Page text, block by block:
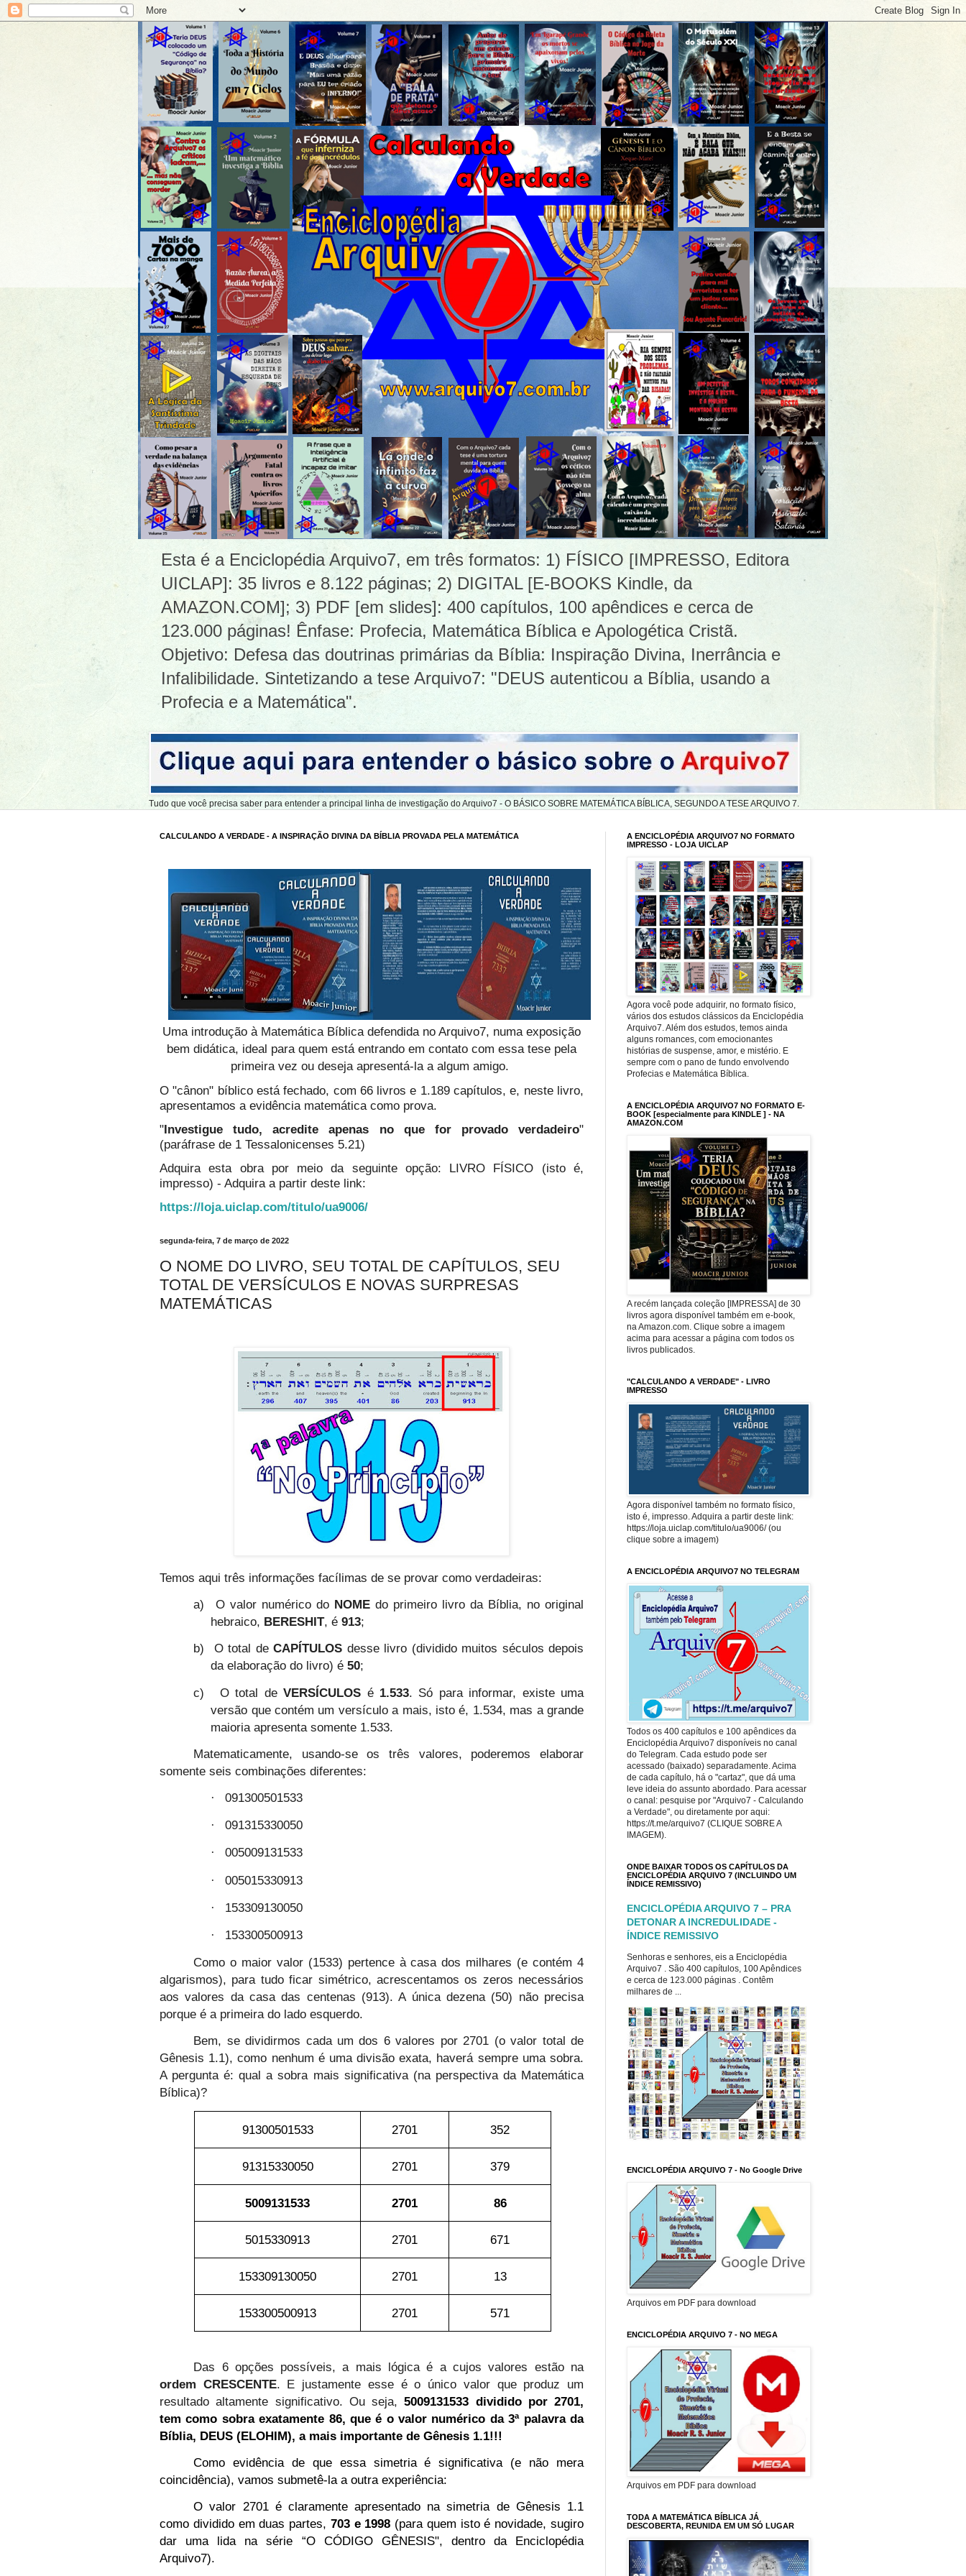
Esta é a Enciclopédia Arquivo7, em três formatos: 1) FÍSICO [IMPRESSO, Editora
UICLAP]: 35 livros e 8.122 páginas; 2) DIGITAL [E-BOOKS Kindle, da
AMAZON.COM]; 3) PDF [em slides]: 400 capítulos, 100 apêndices e cerca de
123.000 páginas! Ênfase: Profecia, Matemática Bíblica e Apologética Cristã.
Objetivo: Defesa das doutrinas primárias da Bíblia: Inspiração Divina, Inerrância e
Infalibilidade. Sintetizando a tese Arquivo7: "DEUS autenticou a Bíblia, usando a
Profecia e a Matemática".
Tudo que você precisa saber para entender a principal linha de investigação do Arquivo7 - O BÁSICO SOBRE MATEMÁTICA BÍBLICA, SEGUNDO A TESE ARQUIVO 7.
CALCULANDO A VERDADE - A INSPIRAÇÃO DIVINA DA BÍBLIA PROVADA PELA MATEMÁTICA
Uma introdução à Matemática Bíblica defendida no Arquivo7, numa exposição
bem didática, ideal para quem está entrando em contato com essa tese pela
primeira vez ou deseja apresentá-la a algum amigo.
O "cânon" bíblico está fechado, com 66 livros e 1.189 capítulos, e, neste livro,
apresentamos a evidência matemática como prova.
"Investigue tudo, acredite apenas no que for provado verdadeiro"
(paráfrase de 1 Tessalonicenses 5.21)
Adquira esta obra por meio da seguinte opção: LIVRO FÍSICO (isto é,
impresso) - Adquira a partir deste link:
https://loja.uiclap.com/titulo/ua9006/
segunda-feira, 7 de março de 2022
O NOME DO LIVRO, SEU TOTAL DE CAPÍTULOS, SEU
TOTAL DE VERSÍCULOS E NOVAS SURPRESAS
MATEMÁTICAS
Temos aqui três informações facílimas de se provar como verdadeiras:
a)
O valor numérico do NOME do primeiro livro da Bíblia, no original
hebraico, BERESHIT, é913;
b)
O total deCAPÍTULOS desse livro (dividido muitos séculos depois
da elaboração do livro) é50;
c)
O total deVERSÍCULOS é 1.533. Só para informar, existe uma
versão que contém um versículo a mais, isto é, 1.534, mas a grande
maioria apresenta somente 1.533.
Matematicamente, usando-se os três valores, poderemos elaborar
somente seis combinações diferentes:
· 091300501533
· 091315330050
· 005009131533
· 005015330913
· 153309130050
·
153300500913
Como o maior valor (1533) pertence à casa dos milhares (e contém 4
algarismos), para tudo ficar simétrico, acrescentamos os zeros necessários
aos valores da casa das centenas (913). A única dezena (50) não precisa
porque é a primeira do lado esquerdo.
Bem, se dividirmos cada um dos 6 valores por 2701 (o valor total de
Gênesis 1.1), como nenhum é uma divisão exata, haverá sempre uma sobra.
A pergunta é: qual a sobra mais significativa (na perspectiva da Matemática
Bíblica)?
91300501533 2701 352
91315330050 2701 379
5009131533 2701 86
5015330913 2701 671
153309130050 2701 13
153300500913 2701 571
Das 6 opções possíveis, a mais lógica é a cujos valores estão na
ordem CRESCENTE. E justamente esse é o único valor que produz um
resultado altamente significativo. Ou seja,5009131533 dividido por 2701,
tem como sobra exatamente 86, que é o valor numérico da 3ª palavra da
Bíblia, DEUS (ELOHIM), a mais importante de Gênesis 1.1!!!
Como evidência de que essa simetria é significativa (e não mera
coincidência), vamos submetê-la a outra experiência:
O valor 2701 é claramente apresentado na simetria de Gênesis 1.1
como dividido em duas partes, 703 e 1998 (para quem isto é novidade, sugiro
dar uma lida na série “O CÓDIGO GÊNESIS", dentro da Enciclopédia
Arquivo7).
A ENCICLOPÉDIA ARQUIVO7 NO FORMATO
IMPRESSO - LOJA UICLAP
Agora você pode adquirir, no formato físico,
vários dos estudos clássicos da Enciclopédia
Arquivo7. Além dos estudos, temos ainda
alguns romances, com emocionantes
histórias de suspense, amor, e mistério. E
sempre com o pano de fundo envolvendo
Profecias e Matemática Bíblica.
A ENCICLOPÉDIA ARQUIVO7 NO FORMATO E-
BOOK [especialmente para KINDLE ] - NA
AMAZON.COM
A recém lançada coleção [IMPRESSA] de 30
livros agora disponível também em e-book,
na Amazon.com. Clique sobre a imagem
acima para acessar a página com todos os
livros publicados.
"CALCULANDO A VERDADE" - LIVRO
IMPRESSO
Agora disponível também no formato físico,
isto é, impresso. Adquira a partir deste link:
https://loja.uiclap.com/titulo/ua9006/ (ou
clique sobre a imagem)
A ENCICLOPÉDIA ARQUIVO7 NO TELEGRAM
Todos os 400 capítulos e 100 apêndices da
Enciclopédia Arquivo7 disponíveis no canal
do Telegram. Cada estudo pode ser
acessado (baixado) separadamente. Acima
de cada capítulo, há o "cartaz", que dá uma
leve ideia do assunto abordado. Para acessar
o canal: pesquise por "Arquivo7 - Calculando
a Verdade", ou diretamente por aqui:
https://t.me/arquivo7 (CLIQUE SOBRE A
IMAGEM).
ONDE BAIXAR TODOS OS CAPÍTULOS DA
ENCICLOPÉDIA ARQUIVO 7 (INCLUINDO UM
ÍNDICE REMISSIVO)
ENCICLOPÉDIA ARQUIVO 7 – PRA
DETONAR A INCREDULIDADE -
ÍNDICE REMISSIVO
Senhoras e senhores, eis a Enciclopédia
Arquivo7 . São 400 capítulos, 100 Apêndices
e cerca de 123.000 páginas . Contêm
milhares de ...
ENCICLOPÉDIA ARQUIVO 7 - No Google Drive
Arquivos em PDF para download
ENCICLOPÉDIA ARQUIVO 7 - NO MEGA
Arquivos em PDF para download
TODA A MATEMÁTICA BÍBLICA JÁ
DESCOBERTA, REUNIDA EM UM SÓ LUGAR